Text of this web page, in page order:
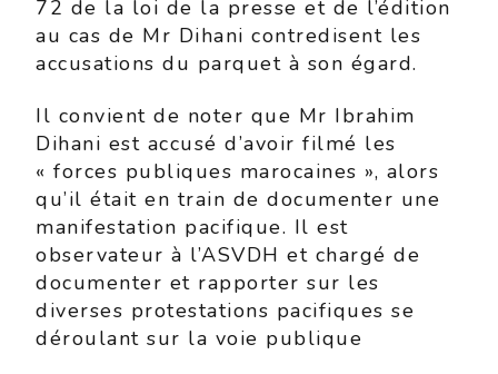
72 de la loi de la presse et de l’édition
au cas de Mr Dihani contredisent les
accusations du parquet à son égard.
Il convient de noter que Mr Ibrahim
Dihani est accusé d’avoir filmé les
« forces publiques marocaines », alors
qu’il était en train de documenter une
manifestation pacifique. Il est
observateur à l’ASVDH et chargé de
documenter et rapporter sur les
diverses protestations pacifiques se
déroulant sur la voie publique